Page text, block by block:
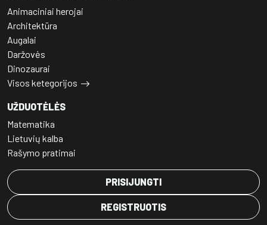
Animaciniai herojai
Architektūra
Augalai
Daržovės
Dinozaurai
Visos ketegorijos
UŽDUOTĖLĖS
Matematika
Lietuvių kalba
Rašymo pratimai
PRISIJUNGTI
REGISTRUOTIS